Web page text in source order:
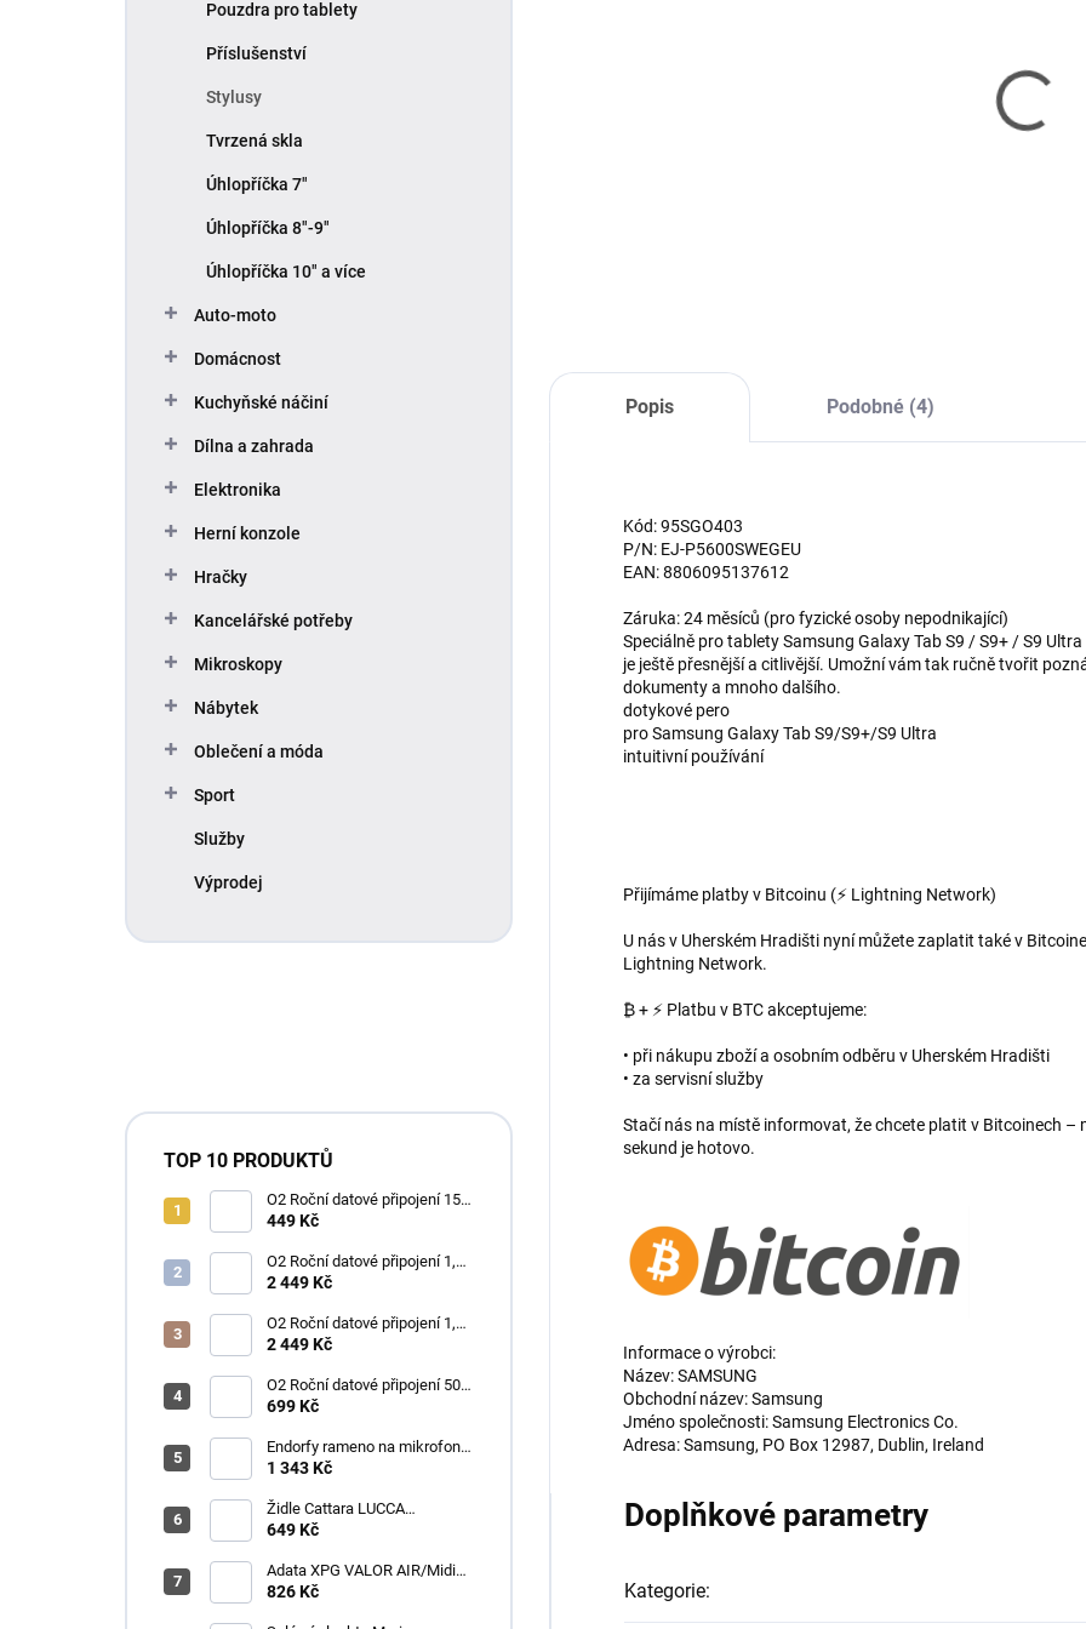
Pouzdra pro tablety
Příslušenství
Stylusy
Tvrzená skla
Úhlopříčka 7"
Úhlopříčka 8"-9"
Úhlopříčka 10" a více
Auto-moto
Domácnost
Kuchyňské náčiní
Dílna a zahrada
Elektronika
Herní konzole
Hračky
Kancelářské potřeby
Mikroskopy
Nábytek
Oblečení a móda
Sport
Služby
Výprodej
TOP 10 PRODUKTŮ
O2 Roční datové připojení 15
GB
449 Kč
O2 Roční datové připojení 1,2
TB
2 449 Kč
O2 Roční datové připojení 1,2
TB
2 449 Kč
O2 Roční datové připojení 50
GB
699 Kč
Endorfy rameno na mikrofon
Broadcast Low Profile Boom
hlava / černý
1 343 Kč
Židle Cattara LUCCA
kempingová skládací modrá
649 Kč
Adata XPG VALOR AIR/Midi
Tower/Transpar./Černá
826 Kč
Popis Podobné (4)
Kód: 95SGO403
P/N: EJ-P5600SWEGEU
EAN: 8806095137612
Záruka: 24 měsíců (pro fyzické osoby nepodnikající)
Speciálně pro tablety Samsung Galaxy Tab S9 / S9+ / S9
je ještě přesnější a citlivější. Umožní vám tak ručně tvořit
dokumenty a mnoho dalšího.
dotykové pero
pro Samsung Galaxy Tab S9/S9+/S9 Ultra
intuitivní používání
Přijímáme platby v Bitcoinu (⚡ Lightning Network)
U nás v Uherském Hradišti nyní můžete zaplatit také v
Lightning Network.
₿ + ⚡ Platbu v BTC akceptujeme:
• při nákupu zboží a osobním odběru v Uherském Hradišti
• za servisní služby
Stačí nás na místě informovat, že chcete platit v Bitcoinech –
sekund je hotovo.
Informace o výrobci:
Název: SAMSUNG
Obchodní název: Samsung
Jméno společnosti: Samsung Electronics Co.
Adresa: Samsung, PO Box 12987, Dublin, Ireland
Doplňkové parametry
Kategorie: